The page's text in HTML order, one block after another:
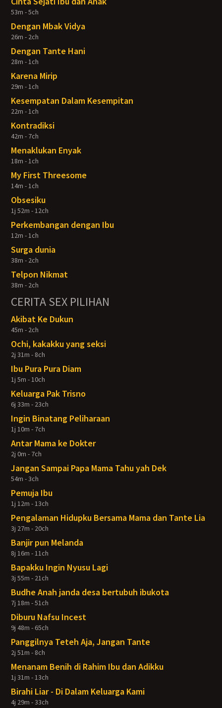
53m - 5ch
Dengan Mbak Vidya
26m - 2ch
Dengan Tante Hani
28m - 1ch
Karena Mirip
29m - 1ch
Kesempatan Dalam Kesempitan
22m - 1ch
Kontradiksi
42m - 7ch
Menaklukan Enyak
18m - 1ch
My First Threesome
14m - 1ch
Obsesiku
1j 52m - 12ch
Perkembangan dengan Ibu
12m - 1ch
Surga dunia
38m - 2ch
Telpon Nikmat
38m - 2ch
CERITA SEX PILIHAN
Akibat Ke Dukun
45m - 2ch
Ochi, kakakku yang seksi
2j 31m - 8ch
Ibu Pura Pura Diam
1j 5m - 10ch
Keluarga Pak Trisno
6j 33m - 23ch
Ingin Binatang Peliharaan
1j 10m - 7ch
Antar Mama ke Dokter
2j 0m - 7ch
Jangan Sampai Papa Mama Tahu yah Dek
54m - 3ch
Pemuja Ibu
1j 12m - 13ch
Pengalaman Hidupku Bersama Mama dan Tante Lia
3j 27m - 20ch
Banjir pun Melanda
8j 16m - 11ch
Bapakku Ingin Nyusu Lagi
3j 55m - 21ch
Budhe Anah janda desa bertubuh ibukota
7j 18m - 51ch
Diburu Nafsu Incest
9j 48m - 65ch
Panggilnya Teteh Aja, Jangan Tante
2j 51m - 8ch
Menanam Benih di Rahim Ibu dan Adikku
1j 31m - 13ch
Birahi Liar - Di Dalam Keluarga Kami
4j 29m - 33ch